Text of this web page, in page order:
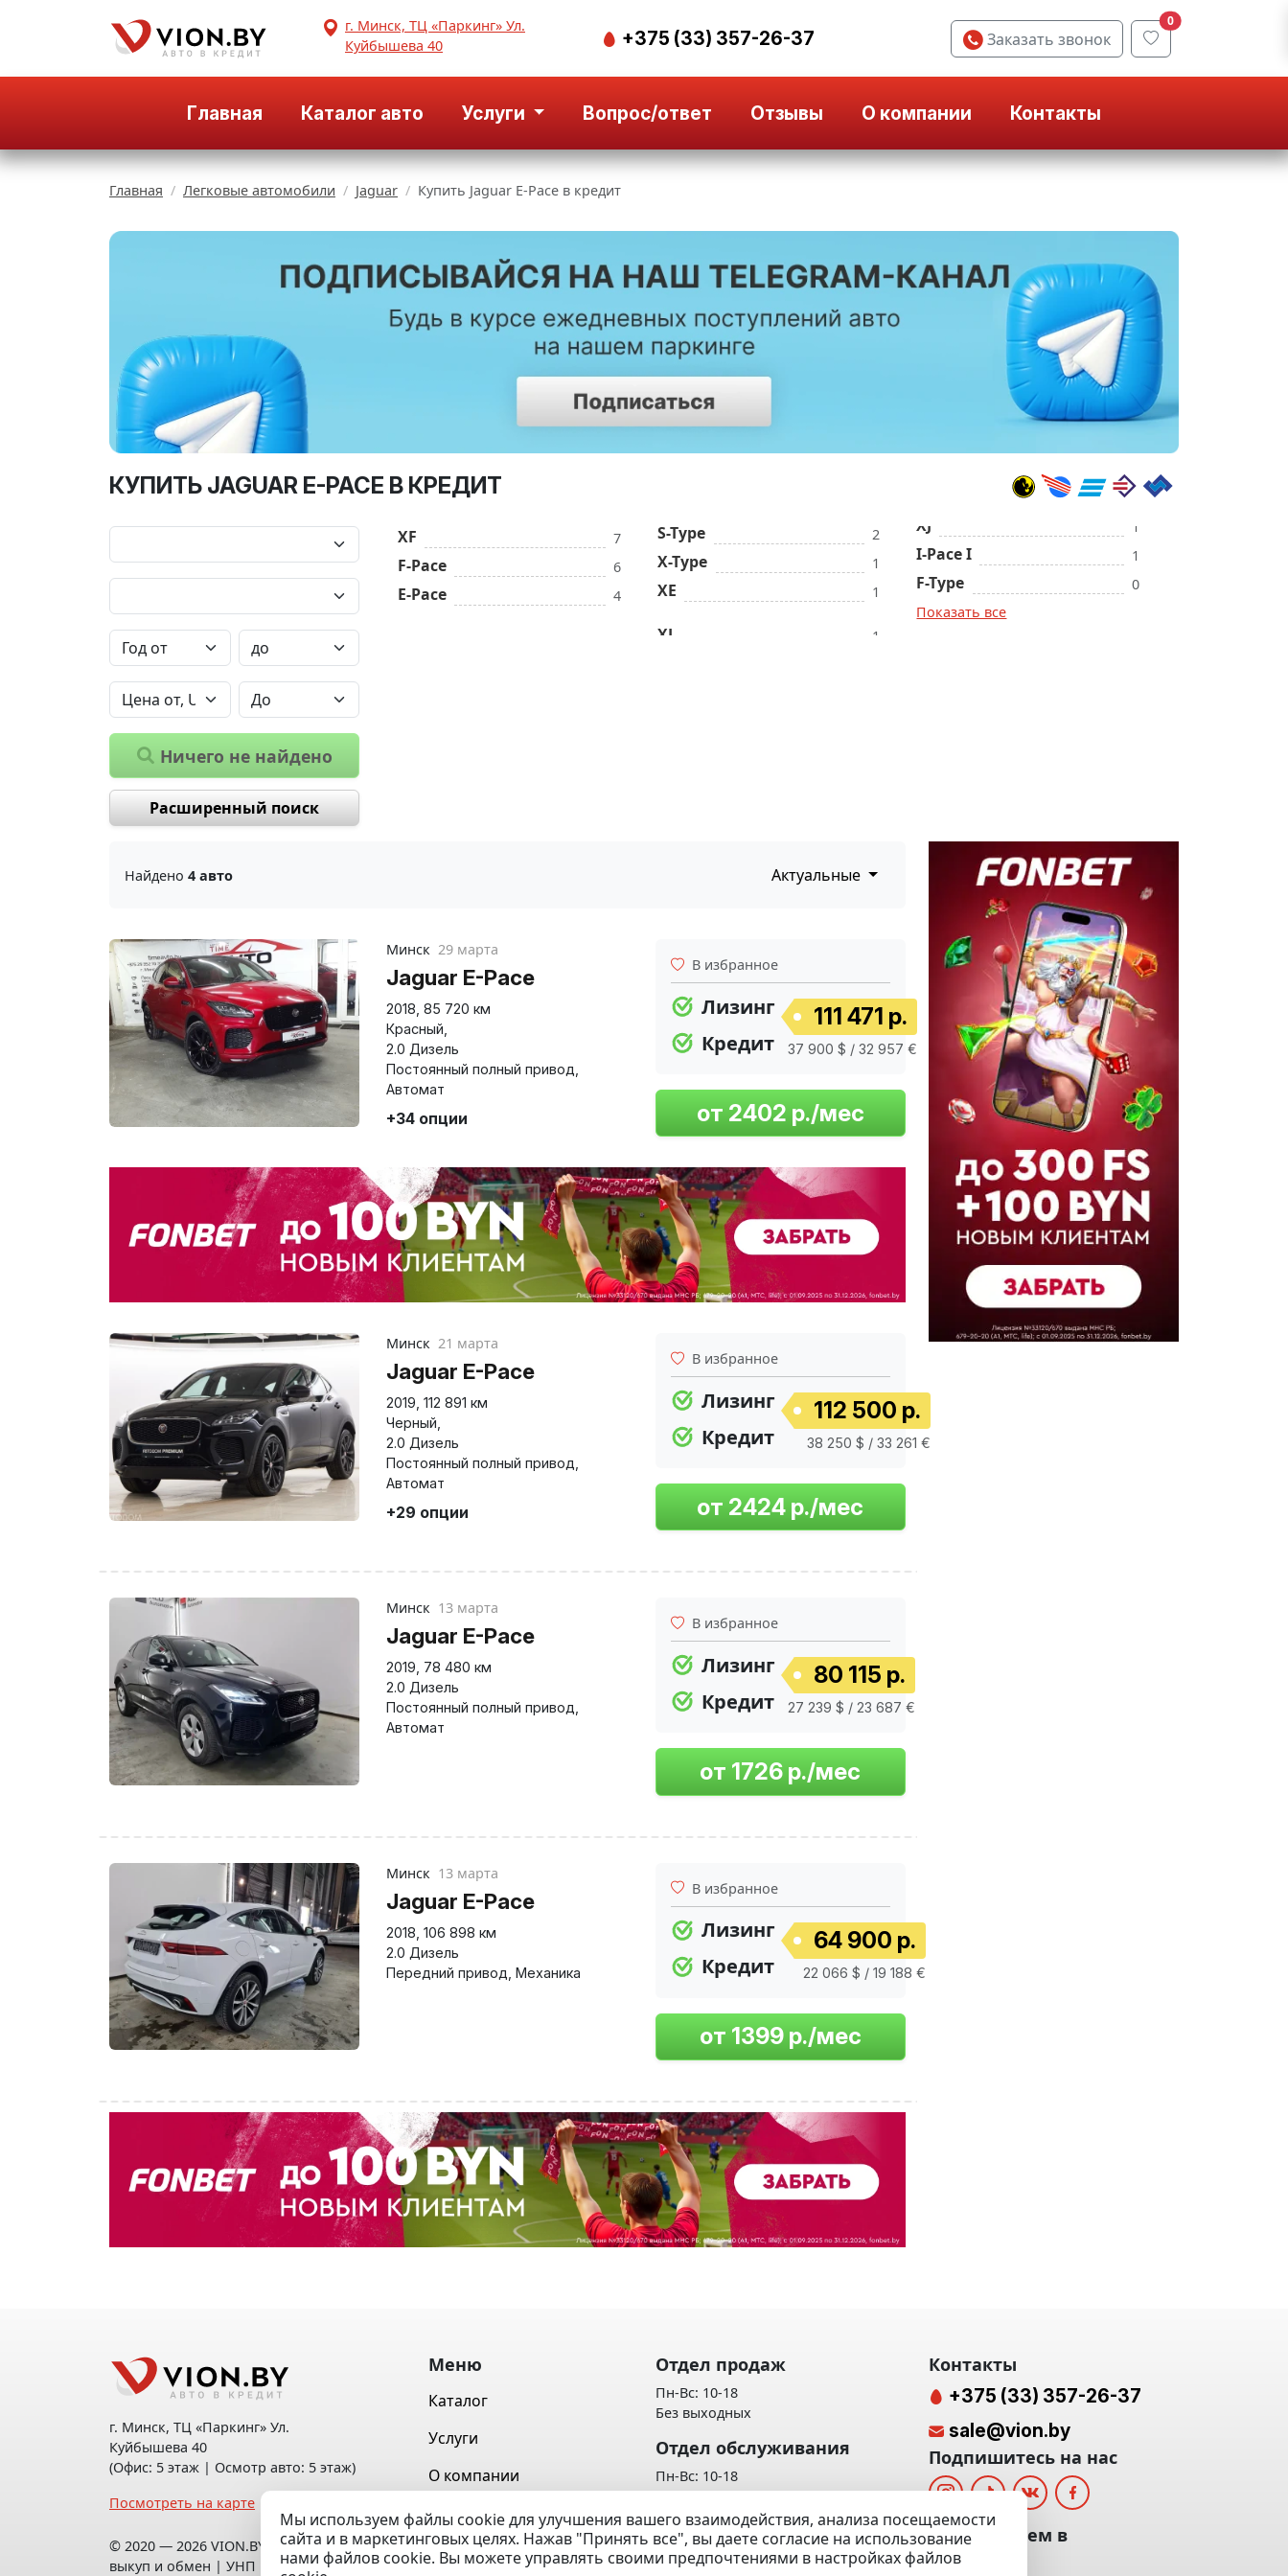
г. Минск, ТЦ «Паркинг» Ул.
Куйбышева 40
+375 (33) 357-26-37 Заказать звонок
0
Главная Каталог авто Услуги Вопрос/ответ Отзывы О компании Контакты
Главная Легковые автомобили Jaguar Купить Jaguar E-Pace в кредит
КУПИТЬ JAGUAR E-PACE В КРЕДИТ
Ничего не найдено
Расширенный поиск
XF 7
F-Pace 6
E-Pace 4
S-Type 2
X-Type 1
XE 1
XJ
1
I-Pace I 1
F-Type
0
Показать все
Найдено 4 авто Актуальные
Минск 29 марта
Jaguar E-Pace
2018 85 720 км
Красный
2.0 Дизель
Постоянный полный привод
Автомат
+34 опции
В избранное
Лизинг
Кредит
111 471 р.
37 900 $ / 32 957 €
Минск 21 марта
Jaguar E-Pace
2019 112 891 км
Черный
2.0 Дизель
Постоянный полный привод
Автомат
+29 опции
В избранное
Лизинг
Кредит
112 500 р.
38 250 $ / 33 261 €
Минск 13 марта
Jaguar E-Pace
2019 78 480 км
2.0 Дизель
Постоянный полный привод
Автомат
В избранное
Лизинг
Кредит
80 115 р.
27 239 $ / 23 687 €
Минск 13 марта
Jaguar E-Pace
2018 106 898 км
2.0 Дизель
Передний привод Механика
В избранное
Лизинг
Кредит
64 900 р.
22 066 $ / 19 188 €
г. Минск, ТЦ «Паркинг» Ул.
Куйбышева 40
(Офис: 5 этаж | Осмотр авто: 5 этаж)
Посмотреть на карте
© 2020 — 2026 VION.BY — Продажа,
выкуп и обмен | УНП 192961100 |
Меню
Каталог
Услуги
О компании
Контакты
Вопрос / Ответ
Отдел продаж
Пн-Вс: 10-18
Без выходных
Отдел обслуживания
Пн-Вс: 10-18
Без выходных
Политика обработки персональных
данных
Мы используем файлы cookie для улучшения вашего взаимодействия, анализа посещаемости
сайта и в маркетинговых целях. Нажав "Принять все", вы даете согласие на использование
нами файлов cookie. Вы можете управлять своими предпочтениями в настройках файлов
Контакты
+375 (33) 357-26-37
sale@vion.by
Подпишитесь на нас
Мы отвечаем в